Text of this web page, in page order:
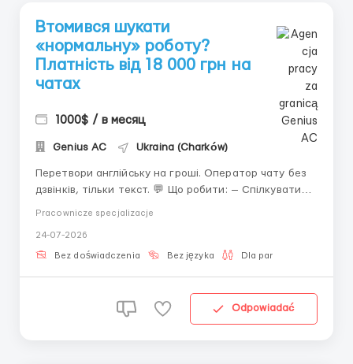
Втомився шукати
«нормальну» роботу?
Платність від 18 000 грн на
чатах
1000$ / в месяц
Genius AС Ukraina (Charków)
Перетвори англійську на гроші. Оператор чату без
дзвінків, тільки текст. 💬 Що робити: — Спілкуватися
ноутбук — Володіння письмовою англійською —
Бажання зароблят...
Pracownicze specjalizacje
24-07-2026
Bez doświadczenia Bez języka Dla par
Odpowiadać